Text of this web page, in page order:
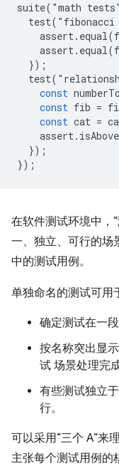
suite( "math tests"
test( " fibonacci
assert. equal(
assert. equal(
});
test( "
const
const fib =
const cat =
assert. isAbove
});
});
在软件测试环境中，
一、独立、可行的场
中的测试用例。
单独命名的测试可用
确定测试在一
按名称突出显
试 场景处理完成
有些测试独立
行。
可以采用“三个 A”来
主张每个测试用例的